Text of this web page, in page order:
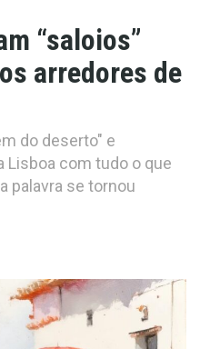
“saloios”
arredores de
do deserto" e
Lisboa com tudo o que
palavra se tornou